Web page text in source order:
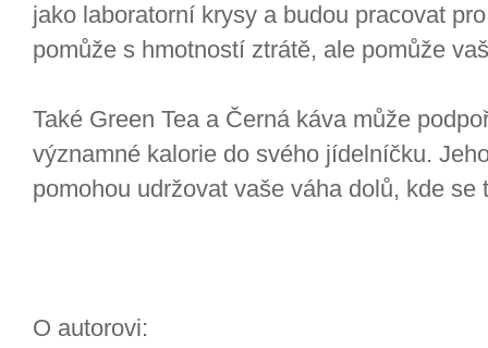
jako laboratorní krysy a budou pracovat
pomůže s hmotností ztrátě, ale pomůže
Také Green Tea a Černá káva může
významné kalorie do svého jídelníčku.
pomohou udržovat vaše váha dolů, kde se
O autorovi: